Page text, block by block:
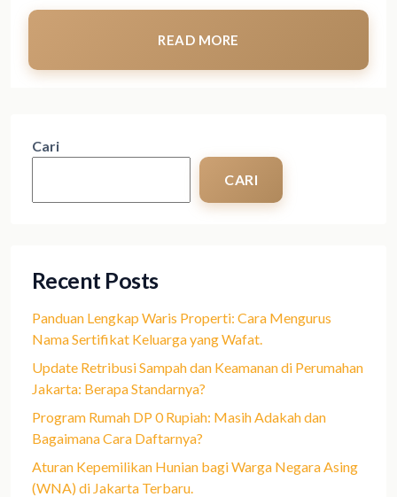
READ MORE
Cari
CARI
Recent Posts
Panduan Lengkap Waris Properti: Cara Mengurus
Nama Sertifikat Keluarga yang Wafat.
Update Retribusi Sampah dan Keamanan di Perumahan
Jakarta: Berapa Standarnya?
Program Rumah DP 0 Rupiah: Masih Adakah dan
Bagaimana Cara Daftarnya?
Aturan Kepemilikan Hunian bagi Warga Negara Asing
(WNA) di Jakarta Terbaru.